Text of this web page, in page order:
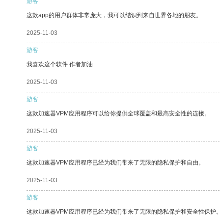
这款app的用户群体非常庞大，我可以结识到来自世界各地的朋友。
2025-11-03
游客
我喜欢这个软件 作者加油
2025-11-03
游客
这款加速器VPM应用程序可以给你提供全球覆盖和最高安全性的连接。
2025-11-03
游客
这款加速器VPM应用程序已经为我们带来了无限的隐私保护和自由。
2025-11-03
游客
这款加速器VPM应用程序已经为我们带来了无限的隐私保护和安全性保护